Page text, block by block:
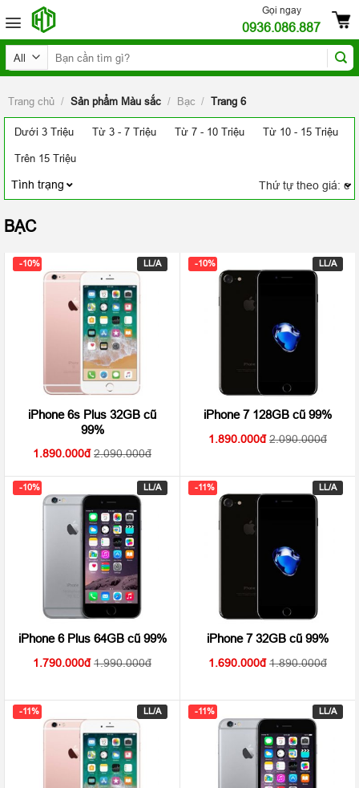
to
content
Gọi ngay
0936.086.887
Tìm
kiếm:
Trang chủ / Sản phẩm Màu sắc / Bạc / Trang 6
Dưới 3 Triệu Từ 3 - 7 Triệu Từ 7 - 10 Triệu Từ 10 - 15 Triệu
Trên 15 Triệu
Tình trạng
BẠC
-10%
iPhone 6s Plus 32GB cũ
99%
LL/A
1.890.000 2.090.000
-10%
iPhone 7 128GB cũ 99%
LL/A
1.890.000 2.090.000
-10%
iPhone 6 Plus 64GB cũ 99%
LL/A
1.790.000 1.990.000
-11%
iPhone 7 32GB cũ 99%
LL/A
1.690.000 1.890.000
-11% LL/A -11% LL/A